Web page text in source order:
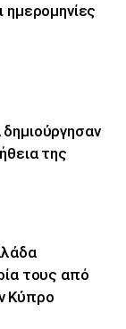
ημερομηνίες
της
τους από
Κύπρο